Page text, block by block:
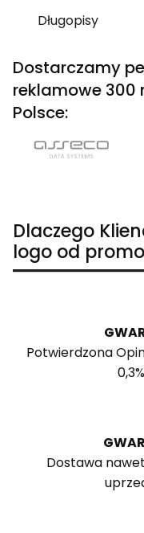
Długopisy
Dostarczamy
reklamowe 300
Polsce:
Dlaczego
logo od
Potwierdzona
Dostawa